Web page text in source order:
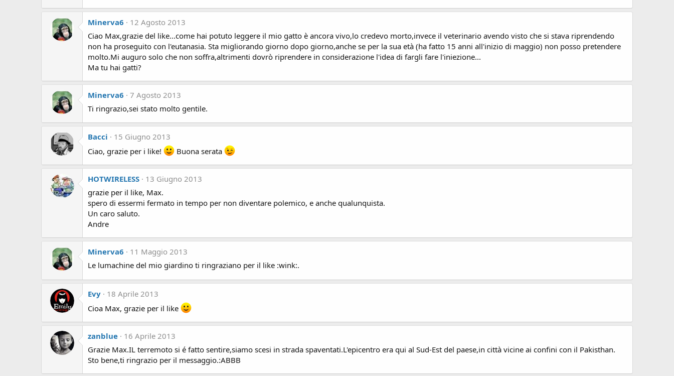
Minerva6
12 Agosto 2013
Ciao Max,grazie del like...come hai potuto leggere il mio gatto è ancora vivo,lo credevo morto,invece il veterinario avendo visto che si stava riprendendo
non ha proseguito con l'eutanasia. Sta migliorando giorno dopo giorno,anche se per la sua età (ha fatto 15 anni all'inizio di maggio) non posso pretendere
molto.Mi auguro solo che non soffra,altrimenti dovrò riprendere in considerazione l'idea di fargli fare l'iniezione...
Ma tu hai gatti?
Minerva6
7 Agosto 2013
Ti ringrazio,sei stato molto gentile.
Bacci
15 Giugno 2013
Ciao, grazie per i like!
Buona serata
HOTWIRELESS
13 Giugno 2013
grazie per il like, Max.
spero di essermi fermato in tempo per non diventare polemico, e anche qualunquista.
Un caro saluto.
Andre
Minerva6
11 Maggio 2013
Le lumachine del mio giardino ti ringraziano per il like :wink:.
Evy
18 Aprile 2013
Cioa Max, grazie per il like
zanblue
16 Aprile 2013
Grazie Max.IL terremoto si é fatto sentire,siamo scesi in strada spaventati.L'epicentro era qui al Sud-Est del paese,in città vicine ai confini con il Pakisthan.
Sto bene,ti ringrazio per il messaggio.:ABBB